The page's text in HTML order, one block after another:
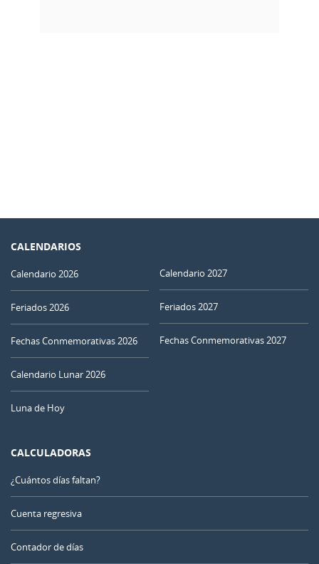
CALENDARIOS
Calendario 2026
Feriados 2026
Fechas Conmemorativas 2026
Calendario Lunar 2026
Luna de Hoy
Calendario 2027
Feriados 2027
Fechas Conmemorativas 2027
CALCULADORAS
¿Cuántos días faltan?
Cuenta regresiva
Contador de días